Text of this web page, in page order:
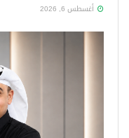
أغسطس 6, 2026